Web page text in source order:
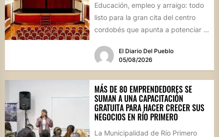
Educación, empleo y arraigo: todo
listo para la gran cita del centro
cordobés que apunta a potenciar el
El Diario Del Pueblo
05/08/2026
MÁS DE 80 EMPRENDEDORES SE
SUMAN A UNA CAPACITACIÓN
GRATUITA PARA HACER CRECER SUS
NEGOCIOS EN RÍO PRIMERO
La Municipalidad de Río Primero